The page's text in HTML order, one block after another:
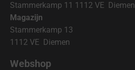
Stammerkamp 11 1112 VE Diemen
Magazijn
Stammerkamp 13
1112 VE Diemen
Webshop